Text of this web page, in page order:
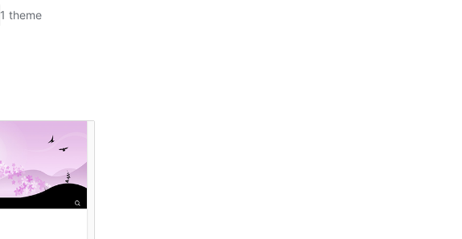
1 theme